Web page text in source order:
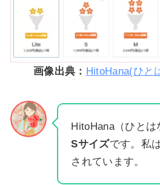
画像出典： HitoHana(ひと
HitoHana（ひとは
Sサイズです。私
されています。